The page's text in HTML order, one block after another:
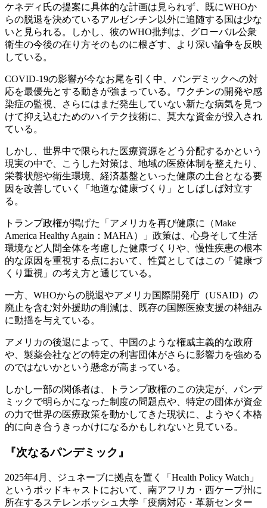
ケネディ氏の提案に具体的な計画は見られず、既にWHOか
らの脱退を決めているアルゼンチン以外に追随する国は少な
いと見られる。しかし、彼のWHO批判は、グローバル公衆
衛生の今後の在り方そのものに根ざす、より深い論争を反映
している。
COVID-19の影響が今なお尾を引く中、パンデミックへの対
応を最優先とする動きが強まっている。ワクチンの開発や感
染症の監視、さらにはまだ発生していない新たな病気を見つ
けて抑え込むためのハイテク技術に、莫大な資金が投入され
ている。
しかし、世界中で限られた医療資源をどう分配するかという
現実の中で、こうした対策は、地域の医療体制を整えたり、
栄養状態や衛生環境、経済基盤といった健康の土台となる要
因を改善していく「地道な健康づくり」としばしば対立す
る。
トランプ政権が掲げた「アメリカを再び健康に（Make
America Healthy Again：MAHA）」政策は、心身そして生活
環境など人間全体を考慮した健康づくりや、慢性疾患の根本
的な原因を重視する点において、性質としてはこの「健康づ
くり重視」の考え方と通じている。
一方、WHOからの脱退やアメリカ国際開発庁（USAID）の
廃止を含む対外援助の削減は、既存の国際医療支援の枠組み
に動揺を与えている。
アメリカの後退によって、中国のような権威主義的な政府
や、製薬会社などの特定の利害団体がさらに影響力を強める
のではないかという懸念が高まっている。
しかし一部の関係者は、トランプ政権のこの決定が、パンデ
ミックで明らかになった制度の問題点や、特定の団体が資金
の力で世界の医療政策を動かしてきた現状に、ようやく本格
的に向き合うきっかけになるかもしれないと見ている。
『次なるパンデミック』
2025年4月、ジュネーブに拠点を置く「Health Policy Watch」
というポッドキャストにおいて、南アフリカ・西ケープ州に
所在するステレンボッシュ大学「疫病対応・革新センター